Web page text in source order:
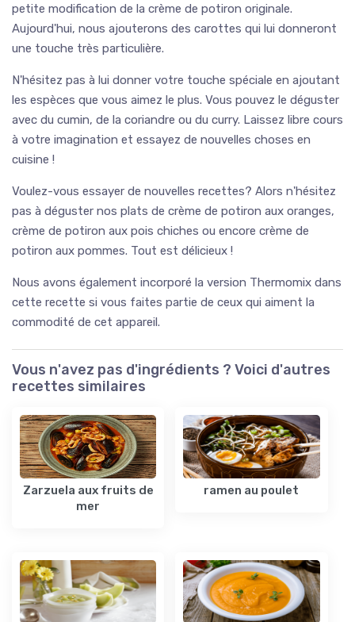
petite modification de la crème de potiron originale.
Aujourd'hui, nous ajouterons des carottes qui lui donneront
une touche très particulière.
N'hésitez pas à lui donner votre touche spéciale en ajoutant
les espèces que vous aimez le plus. Vous pouvez le déguster
avec du cumin, de la coriandre ou du curry. Laissez libre cours
à votre imagination et essayez de nouvelles choses en
cuisine !
Voulez-vous essayer de nouvelles recettes? Alors n'hésitez
pas à déguster nos plats de crème de potiron aux oranges,
crème de potiron aux pois chiches ou encore crème de
potiron aux pommes. Tout est délicieux !
Nous avons également incorporé la version Thermomix dans
cette recette si vous faites partie de ceux qui aiment la
commodité de cet appareil.
Vous n'avez pas d'ingrédients ? Voici d'autres
recettes similaires
Zarzuela aux fruits de
mer
ramen au poulet